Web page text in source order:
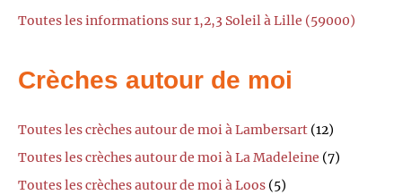
Toutes les informations sur 1,2,3 Soleil à Lille (59000)
Crèches autour de moi
Toutes les crèches autour de moi à Lambersart (12)
Toutes les crèches autour de moi à La Madeleine (7)
Toutes les crèches autour de moi à Loos (5)